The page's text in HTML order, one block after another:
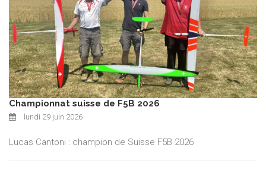
Championnat suisse de F5B 2026
lundi 29 juin 2026
Lucas Cantoni : champion de Suisse F5B 2026